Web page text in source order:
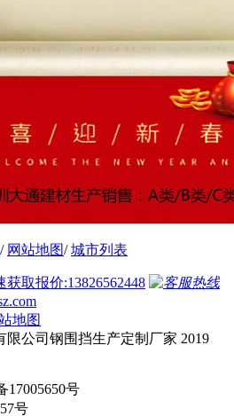
/ 网站地图/城市列表
获取报价:13826562448
地图
公司钢围挡生产定制厂家 2019
17005650号
号